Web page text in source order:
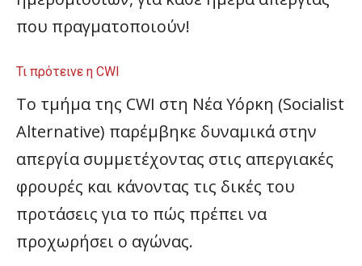
που πραγματοποιούν!
Τι πρότεινε η CWI
Το τμήμα της CWI στη Νέα Υόρκη (Socialist
Alternative) παρέμβηκε δυναμικά στην
απεργία συμμετέχοντας στις απεργιακές
φρουρές και κάνοντας τις δικές του
προτάσεις για το πώς πρέπει να
προχωρήσει ο αγώνας.